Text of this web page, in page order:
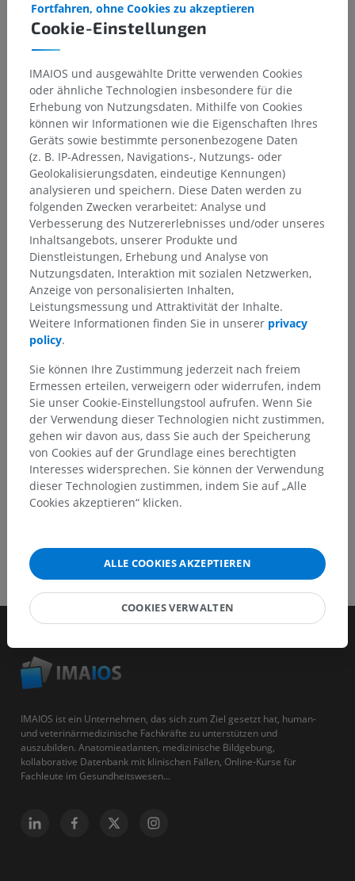
Vergleichende Anatomie bei
Menschen
Übersetzungen
Sie haben einen Fehler gefunden?
Sie können gerne eine Berichtigung, Übersetzung oder
inhaltliche Verbesserung vorschlagen.
Ein Problem melden
HOLE SIE SICH DIE APP
IMAIOS ist ein Unternehmen, das sich zum Ziel gesetzt hat, human-
und veterinärmedizinische Fachkräfte zu unterstützen und
auszubilden. Anatomieatlanten, medizinische Bildgebung,
kollaborative Datenbank mit klinischen Fällen, Online-Kurse für
Fachleute im Gesundheitswesen...
Cookie-Einstellungen
Fortfahren, ohne Cookies zu akzeptieren
IMAIOS und ausgewählte Dritte verwenden Cookies
oder ähnliche Technologien insbesondere für die
Erhebung von Nutzungsdaten. Mithilfe von Cookies
können wir Informationen wie die Eigenschaften Ihres
Geräts sowie bestimmte personenbezogene Daten
(z. B. IP-Adressen, Navigations-, Nutzungs- oder
Geolokalisierungsdaten, eindeutige Kennungen)
analysieren und speichern. Diese Daten werden zu
folgenden Zwecken verarbeitet: Analyse und
Verbesserung des Nutzererlebnisses und/oder unseres
Inhaltsangebots, unserer Produkte und
Dienstleistungen, Erhebung und Analyse von
Nutzungsdaten, Interaktion mit sozialen Netzwerken,
Anzeige von personalisierten Inhalten,
Leistungsmessung und Attraktivität der Inhalte.
Weitere Informationen finden Sie in unserer privacy
policy.
Sie können Ihre Zustimmung jederzeit nach freiem
Ermessen erteilen, verweigern oder widerrufen, indem
Sie unser Cookie-Einstellungstool aufrufen. Wenn Sie
der Verwendung dieser Technologien nicht zustimmen,
gehen wir davon aus, dass Sie auch der Speicherung
von Cookies auf der Grundlage eines berechtigten
Interesses widersprechen. Sie können der Verwendung
dieser Technologien zustimmen, indem Sie auf „Alle
Cookies akzeptieren“ klicken.
ALLE COOKIES AKZEPTIEREN
COOKIES VERWALTEN